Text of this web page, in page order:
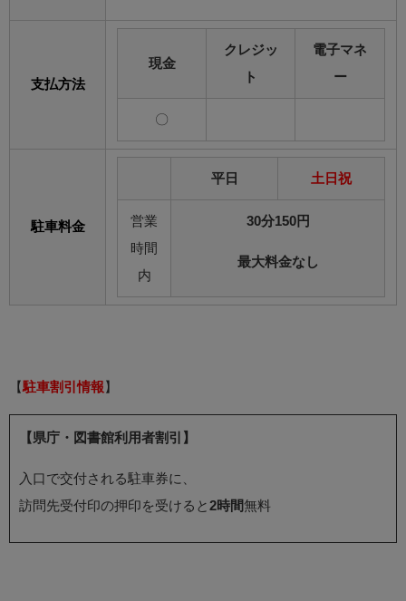
支払方法
現金
クレジッ
ト
電子マネ
ー
〇
駐車料金
平日 土日祝
営業
時間
内
30分150円
最大料金なし
【 駐車割引情報 】
【県庁・図書館利用者割引】
入口で交付される駐車券に、
訪問先受付印の押印を受けると 2時間無料